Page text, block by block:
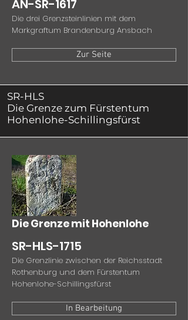
AN-SR-1617
Die drei Grenzsteinlinien mit dem
Markgraftum Brandenburg Ansbach
Zur Seite
SR-HLS
Die Grenze zum Fürstentum
Hohenlohe-Schillingsfürst
Die Grenze mit Hohenlohe
SR-HLS-1715
Die Grenzlinie zwischen der Reichsstadt
Rothenburg und dem Fürstentum
Hohenlohe-Schillingsfürst
In Bearbeitung